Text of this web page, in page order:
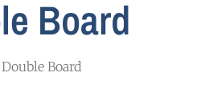
Board
Board